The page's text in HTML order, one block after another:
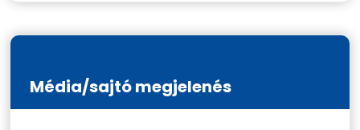
Média/sajtó megjelenés